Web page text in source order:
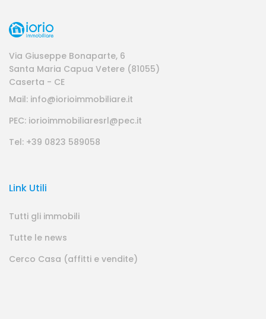
Via Giuseppe Bonaparte, 6
Santa Maria Capua Vetere (81055)
Caserta - CE
Mail: info@iorioimmobiliare.it
PEC: iorioimmobiliaresrl@pec.it
Tel: +39 0823 589058
Link Utili
Tutti gli immobili
Tutte le news
Cerco Casa (affitti e vendite)